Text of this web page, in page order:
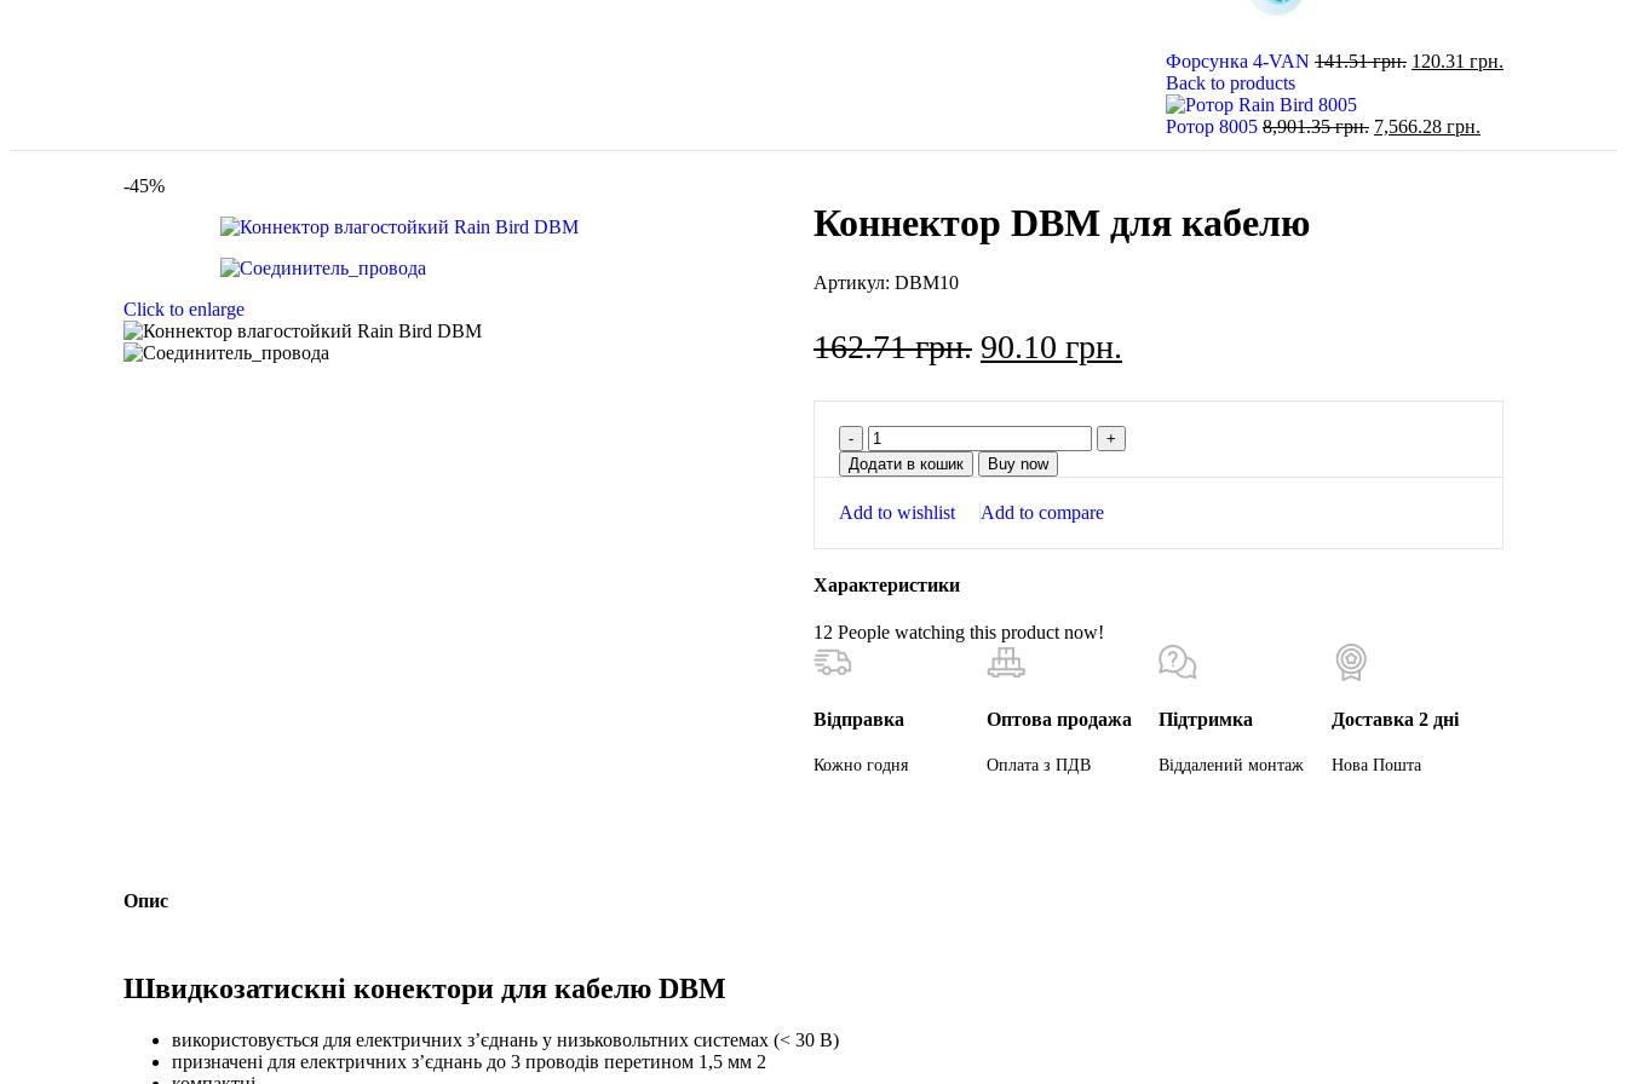
Форсунка 4-VAN 141.51грн. 120.31 грн.
Back to products
Ротор 8005 8,901.35грн. 7,566.28 грн.
-45%
Click to enlarge
Коннектор DBM для кабелю
Артикул: DBM10
162.71грн. 90.10 грн.
Додати в кошик Buy now
Add to wishlist Add to compare
Характеристики
12 People watching this product now!
Відправка
Кожно годня
Оптова продажа
Оплата з ПДВ
Підтримка
Віддалений монтаж
Доставка 2 дні
Нова Пошта
Опис
Швидкозатискні конектори для кабелю DBM
використовується для електричних з’єднань у низьковольтних системах (< 30 В)
призначені для електричних з’єднань до 3 проводів перетином 1,5 мм 2